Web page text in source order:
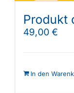
Produkt
49,00 €
In den